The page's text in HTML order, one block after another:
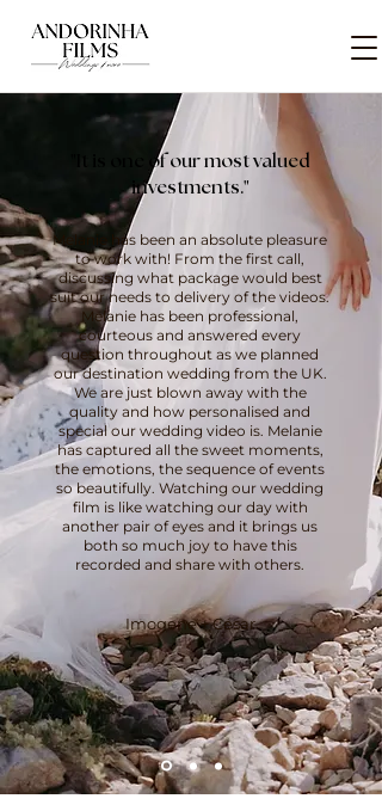
"It is one of our most valued
investments."
Melanie has been an absolute pleasure
to work with! From the first call,
discussing what package would best
suit our needs to delivery of the videos.
Melanie has been professional,
courteous and answered every
question throughout as we planned
our destination wedding from the UK.
We are just blown away with the
quality and how personalised and
special our wedding video is. Melanie
has captured all the sweet moments,
the emotions, the sequence of events
so beautifully. Watching our wedding
film is like watching our day with
another pair of eyes and it brings us
both so much joy to have this
recorded and share with others.
Imogene + César